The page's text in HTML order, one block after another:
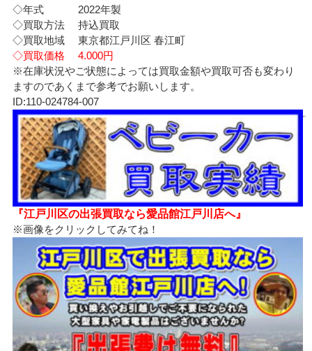
◇年式 2022年製
◇買取方法 持込買取
◇買取地域 東京都江戸川区 春江町
◇買取価格 4.000円
※在庫状況やご状態によっては買取金額や買取可否も変わり
ますのであくまで参考でお願いします。
ID:110-024784-007
『江戸川区の出張買取なら愛品館江戸川店へ』
※画像をクリックしてみてね！